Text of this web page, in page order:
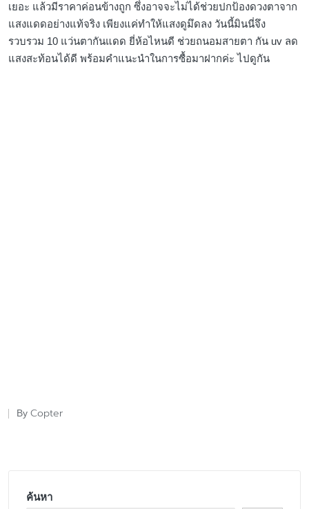
เยอะ แล้วมีราคาค่อนข้างถูก ซึ่งอาจจะไม่ได้ช่วยปกป้องดวงตาจาก
แสงแดดอย่างแท้จริง เพียงแค่ทำให้แสงดูมึดลง วันนี้มินนี่จึง
รวบรวม 10 แว่นตากันแดด ยี่ห้อไหนดี ช่วยถนอมสายตา กัน uv ลด
แสงสะท้อนได้ดี พร้อมคำแนะนำในการซื้อมาฝากค่ะ ไปดูกัน
Posted
By Copter
ค้นหา